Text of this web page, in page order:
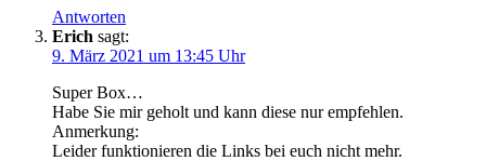
Antworten
Erich sagt:
9. März 2021 um 13:45 Uhr
Super Box…
Habe Sie mir geholt und kann diese nur empfehlen.
Anmerkung:
Leider funktionieren die Links bei euch nicht mehr.